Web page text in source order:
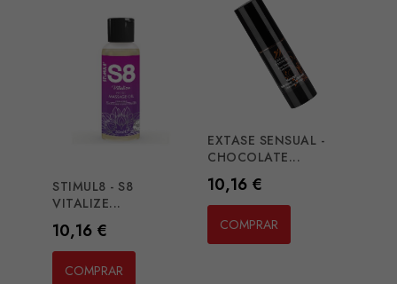
STIMUL8 - S8
VITALIZE...
Preço
10,16 €
COMPRAR
EXTASE SENSUAL -
CHOCOLATE...
Preço
10,16 €
COMPRAR